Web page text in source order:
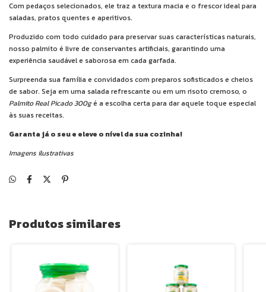
Com pedaços selecionados, ele traz a textura macia e o frescor ideal para
saladas, pratos quentes e aperitivos.
Produzido com todo cuidado para preservar suas características naturais,
nosso palmito é livre de conservantes artificiais, garantindo uma
experiência saudável e saborosa em cada garfada.
Surpreenda sua família e convidados com preparos sofisticados e cheios
de sabor. Seja em uma salada refrescante ou em um risoto cremoso, o
Palmito RealPicado 300gé a escolha certa para dar aquele toque especial
às suas receitas.
Garanta já o seu e eleve o nível da sua cozinha!
Imagens ilustrativas
Produtos similares